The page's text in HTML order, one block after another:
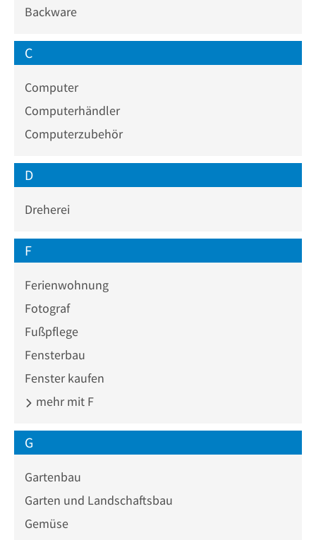
Backware
C
Computer
Computerhändler
Computerzubehör
D
Dreherei
F
Ferienwohnung
Fotograf
Fußpflege
Fensterbau
Fenster kaufen
mehr mit F
G
Gartenbau
Garten und Landschaftsbau
Gemüse